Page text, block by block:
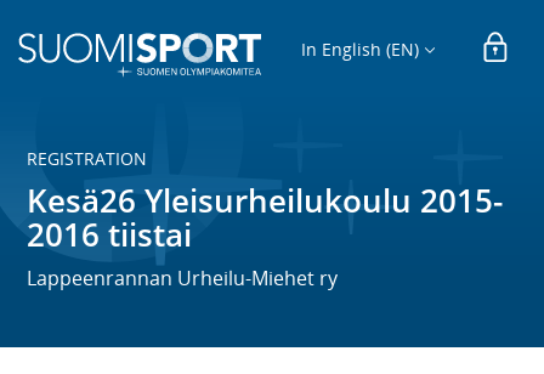
In English (EN)
REGISTRATION
Kesä26 Yleisurheilukoulu 2015-
2016 tiistai
Lappeenrannan Urheilu-Miehet ry